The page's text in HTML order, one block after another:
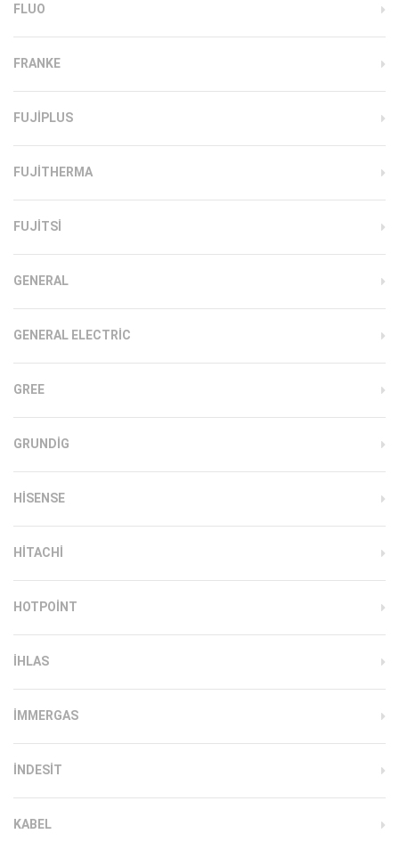
FLUO
FRANKE
FUJIPLUS
FUJITHERMA
FUJITSI
GENERAL
GENERAL ELECTRIC
GREE
GRUNDIG
HISENSE
HITACHI
HOTPOINT
IHLAS
İMMERGAS
INDESIT
KABEL